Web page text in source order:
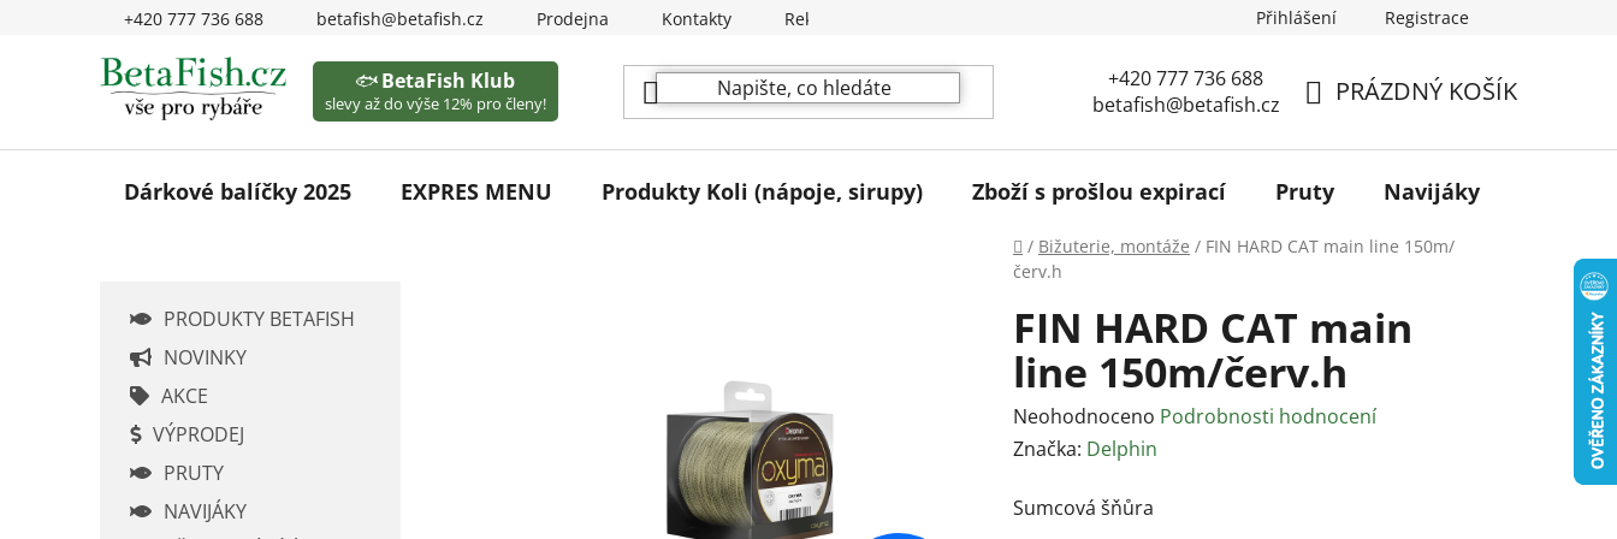
+420 777 736 688 betafish@betafish.cz Prodejna Kontakty Reklamační podmínky Přihlášení Registrace
KOŠÍK
PRÁZDNÝ KOŠÍK
+420 777 736 688
betafish@betafish.cz
🐟BetaFish Klub
slevy až do výše 12% pro členy!
Dárkové balíčky 2025 EXPRES MENU Produkty Koli (nápoje, sirupy) Zboží s prošlou expirací Pruty Navijáky
Domů
/ Bižuterie, montáže / FIN HARD CAT main line 150m/
červ.h
PRODUKTY BETAFISH
NOVINKY
AKCE
VÝPRODEJ
PRUTY
NAVIJÁKY
FIN HARD CAT main
line 150m/červ.h
Průměrné
hodnocení
je
Neohodnoceno Podrobnosti hodnocení
Značka: Delphin
Sumcová šňůra